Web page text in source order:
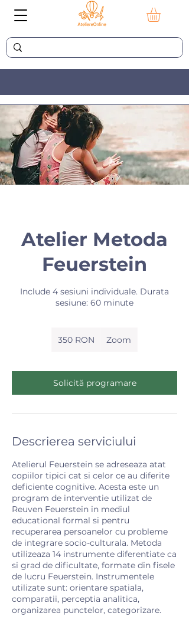
Atelier Metoda
Feuerstein
Include 4 sesiuni individuale. Durata
sesiune: 60 minute
de350 RON Zoom
Solicită programare
Descrierea serviciului
Atelierul Feuerstein se adreseaza atat
copiilor tipici cat si celor ce au diferite
deficiente cognitive. Acesta este un
program de interventie utilizat de
Reuven Feuerstein in mediul
educational formal si pentru
recuperarea persoanelor cu probleme
de integrare socio-culturala. Metoda
utilizeaza 14 instrumente diferentiate ca
si grad de dificultate, formate din fisele
de lucru Feuerstein. Instrumentele
utilizate sunt: orientare spatiala,
comparatii, perceptia analitica,
organizarea punctelor, categorizare.